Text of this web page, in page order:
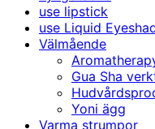
use lipstick
use Liquid
Välmående
Gua Sha
Yoni ägg
Varma strumpor